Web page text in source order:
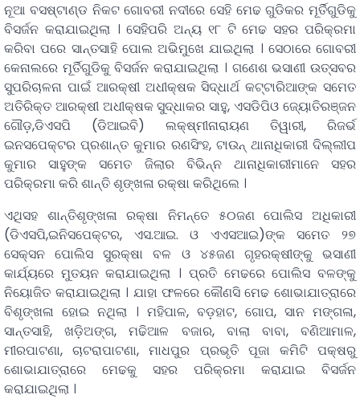
ନୂଆ ବସଷ୍ଟାଣ୍ଡ ନିକଟ ଗୋବରୀ ନଦୀରେ ସେହି ମେଢ ଗୁଡିକର ମୂର୍ତିଗୁଡିକୁ
ବିସର୍ଜନ କରାଯାଇଥିଲା । ସେହିପରି ଅନ୍ୟ ୧୮ ଟି ମେଢ ସହର ପରିକ୍ରମା
କରିବା ପରେ ସାନ୍ତସାହି ପୋଲ ଅଭିମୁଖେ ଯାଇଥିଲା । ସେଠାରେ ଗୋବରୀ
କେନାଲରେ ମୂର୍ତିଗୁଡିକୁ ବିସର୍ଜନ କରାଯାଇଥିଲା । ଗଣେଶ ଭସାଣୀ ଉତ୍ସବର
ସୁପରିଚାଳନା ପାଇଁ ଆରକ୍ଷୀ ଅଧୀକ୍ଷକ ସିଦ୍ଧାର୍ଥ କଟ୍ଟାରିଆଙ୍କ ସମେତ
ଅତିରିକ୍ତ ଆରକ୍ଷୀ ଅଧୀକ୍ଷକ ସୁଦ୍ଧାକର ସାହୁ, ଏସଡିପିଓ ଜ୍ୟୋତିରଞ୍ଜନ
ଗୌଡ଼,ଡିଏସପି (ଡିଆଇବି) ଲକ୍ଷ୍ମୀନାରାୟଣ ତିୱାରୀ, ରିଜର୍ଭ
ଇନସପେକ୍ଟର ପ୍ରଶାନ୍ତ କୁମାର ରଣସିଂହ, ଟାଉନ୍ ଥାନାଧିକାରୀ ଦିଲ୍ଲୀପ
କୁମାର ସାହୁଙ୍କ ସମେତ ଜିଲାର ବିଭିନ୍ନ ଥାନାଧିକାରୀମାନେ ସହର
ପରିକ୍ରମା କରି ଶାନ୍ତି ଶୃଙ୍ଖଳା ରକ୍ଷା କରିଥିଲେ ।
ଏଥିସହ ଶାନ୍ତିଶୃଙ୍ଖଳା ରକ୍ଷା ନିମନ୍ତେ ୫୦ଜଣ ପୋଲିସ ଅଧିକାରୀ
(ଡିଏସପି,ଇନିସପେକ୍ଟର, ଏସ.ଆଇ. ଓ ଏଏସଆଇ)ଙ୍କ ସମେତ ୨୭
ସେକ୍ସନ ପୋଲିସ ସୁରକ୍ଷା ବଳ ଓ ୪୫ଜଣ ଗୃହରକ୍ଷୀଙ୍କୁ ଭସାଣୀ
କାର୍ଯ୍ୟରେ ମୁତୟନ କରାଯାଇଥିଲା । ପ୍ରତି ମେଢରେ ପୋଲିସ ବଳଙ୍କୁ
ନିୟୋଜିତ କରାଯାଇଥିଲା । ଯାହା ଫଳରେ କୌଣସି ମେଢ ଶୋଭାଯାତ୍ରାରେ
ବିଶୃଙ୍ଖଳା ହୋଇ ନଥିଲା । ମହିପାଳ, ବଡ଼ହାଟ, ଗୋପ, ସାନ ମଙ୍ଗଳା,
ସାନ୍ତସାହି, ଖଡ଼ିଅଙ୍ଗ, ମଢିଆଳ ବଜାର, ବାଲା ବାବା, ବଣିଆମାଳ,
ମୀରପାଟଣା, ଚାଟରାପାଟଣା, ମାଧପୁର ପ୍ରଭୃତି ପୂଜା କମିଟି ପକ୍ଷରୁ
ଶୋଭାଯାତ୍ରାରେ ମେଢକୁ ସହର ପରିକ୍ରମା କରାଯାଇ ବିସର୍ଜନ
କରାଯାଇଥିଲା ।